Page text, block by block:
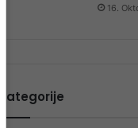
16.
Kategorije